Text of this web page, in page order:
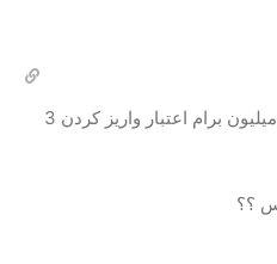
سلام من اعتبار دریافت کردم 4 میلیون برام اعتبار واریز کردن 3
؟؟